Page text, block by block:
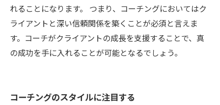
れることになります。 つまり、コーチングにおいてはク
ライアントと深い信頼関係を築くことが必須と言えま
す。コーチがクライアントの成長を支援することで、真
の成功を手に入れることが可能となるでしょう。
コーチングのスタイルに注目する